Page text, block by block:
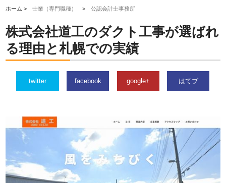
ホーム >士業（専門職種） >公認会計士事務所
株式会社道工のダクト工事が選ばれ
る理由と札幌での実績
twitter facebook google+ はてブ